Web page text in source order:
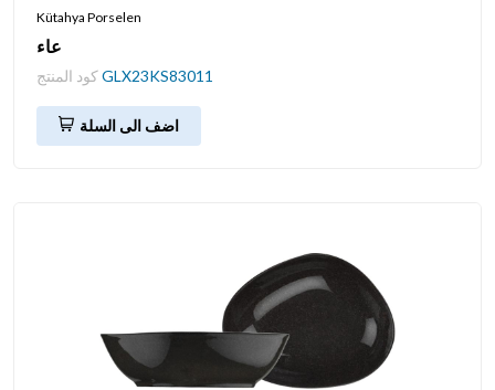
Kütahya Porselen
عاء
GLX23KS83011
اضف الى السلة